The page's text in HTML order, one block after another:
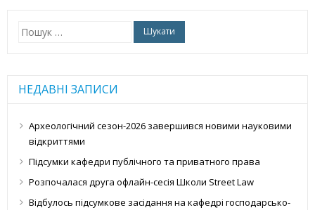
Пошук:
НЕДАВНІ ЗАПИСИ
Археологічний сезон-2026 завершився новими науковими
відкриттями
Підсумки кафедри публічного та приватного права
Розпочалася друга офлайн-сесія Школи Street Law
Відбулось підсумкове засідання на кафедрі господарсько-